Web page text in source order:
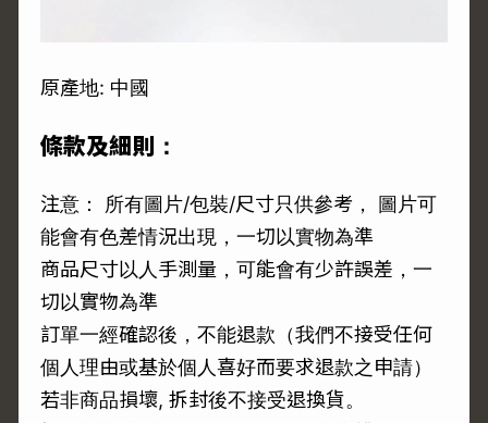
原產地: 中國
條款及細則：
注意： 所有圖片/包裝/尺寸只供參考， 圖片可
能會有色差情況出現，一切以實物為準
商品尺寸以人手測量，可能會有少許誤差，一
切以實物為準
訂單一經確認後，不能退款（我們不接受任何
個人理由或基於個人喜好而要求退款之申請）
若非商品損壞, 拆封後不接受退換貨。